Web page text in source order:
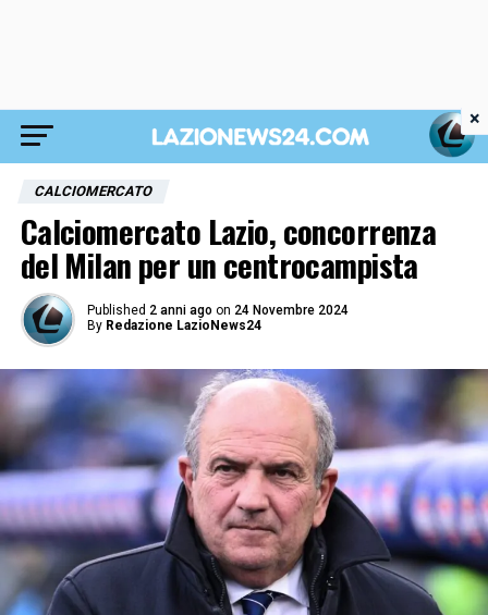
CALCIOMERCATO
Calciomercato Lazio, concorrenza
del Milan per un centrocampista
Published 2 anni ago on 24 Novembre 2024
By Redazione LazioNews24
×